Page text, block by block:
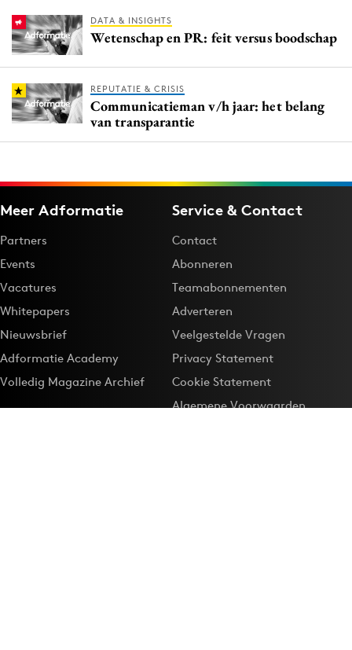
DATA & INSIGHTS
Wetenschap en PR: feit versus boodschap
REPUTATIE & CRISIS
Communicatieman v/h jaar: het belang
van transparantie
Meer Adformatie
Partners
Events
Vacatures
Whitepapers
Nieuwsbrief
Adformatie Academy
Volledig Magazine Archief
Service & Contact
Contact
Abonneren
Teamabonnementen
Adverteren
Veelgestelde Vragen
Privacy Statement
Cookie Statement
Algemene Voorwaarden